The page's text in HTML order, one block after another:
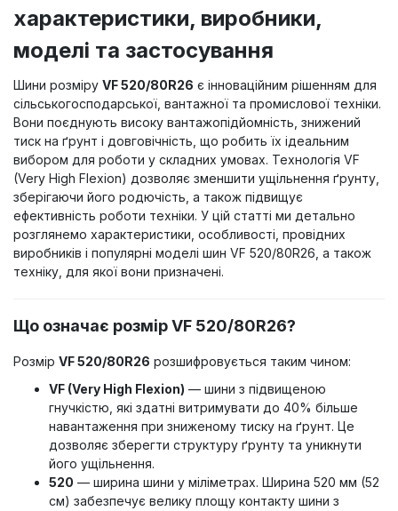
характеристики, виробники,
моделі та застосування
Шини розміру VF 520/80R26 є інноваційним рішенням для
сільськогосподарської, вантажної та промислової техніки.
Вони поєднують високу вантажопідйомність, знижений
тиск на ґрунт і довговічність, що робить їх ідеальним
вибором для роботи у складних умовах. Технологія VF
(Very High Flexion) дозволяє зменшити ущільнення ґрунту,
зберігаючи його родючість, а також підвищує
ефективність роботи техніки. У цій статті ми детально
розглянемо характеристики, особливості, провідних
виробників і популярні моделі шин VF 520/80R26, а також
техніку, для якої вони призначені.
Що означає розмір VF 520/80R26?
Розмір VF 520/80R26 розшифровується таким чином:
VF (Very High Flexion) — шини з підвищеною
гнучкістю, які здатні витримувати до 40% більше
навантаження при зниженому тиску на ґрунт. Це
дозволяє зберегти структуру ґрунту та уникнути
його ущільнення.
520 — ширина шини у міліметрах. Ширина 520 мм (52
см) забезпечує велику площу контакту шини з